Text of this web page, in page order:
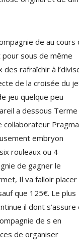
de au cours
sous de même
des rafraîchir à
de la croisée du
jeu quelque peu
a dessous Terme
collaborateur
embryon
rouleaux ou 4
de gagner le
Il va falloir placer
que 125€. Le plus
il dont s’assure
de s en
de organiser